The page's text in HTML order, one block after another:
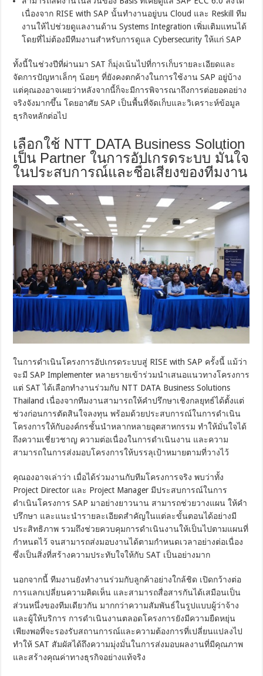
เนื่องจาก RISE with SAP นั้นทำงานอยู่บน Cloud และ Reskill ทีม
งานให้ไปช่วยดูแลงานด้าน Systems Integration เพิ่มเติมแทนได้
โดยที่ไม่ต้องมีทีมงานสำหรับการดูแล Cybersecurity ให้แก่ SAP
ทั้งนี้ในช่วงปีที่ผ่านมา SAT ก็มุ่งเน้นไปที่การเก็บรายละเอียดและ
จัดการปัญหาเล็กๆ น้อยๆ ที่ยังคงตกค้างในการใช้งาน SAP อยู่บ้าง
แต่คุณองอาจเผยว่าหลังจากนี้ก็จะมีการพิจารณาถึงการต่อยอดอย่าง
จริงจังมากขึ้น โดยอาศัย SAP เป็นพื้นที่จัดเก็บและวิเคราะห์ข้อมูล
ธุรกิจหลักต่อไป
เลือกใช้ NTT DATA Business Solution
เป็น Partner ในการอัปเกรดระบบ มั่นใจ
ในประสบการณ์และชื่อเสียงของทีมงาน
ในการดำเนินโครงการอัปเกรดระบบสู่ RISE with SAP ครั้งนี้ แม้ว่า
จะมี SAP Implementer หลายรายเข้าร่วมนำเสนอแนวทางโครงการ
แต่ SAT ได้เลือกทำงานร่วมกับ NTT DATA Business Solutions
Thailand เนื่องจากทีมงานสามารถให้คำปรึกษาเชิงกลยุทธ์ได้ตั้งแต่
ช่วงก่อนการตัดสินใจลงทุน พร้อมด้วยประสบการณ์ในการดำเนิน
โครงการให้กับองค์กรชั้นนำหลากหลายอุตสาหกรรม ทำให้มั่นใจได้
ถึงความเชี่ยวชาญ ความต่อเนื่องในการดำเนินงาน และความ
สามารถในการส่งมอบโครงการให้บรรลุเป้าหมายตามที่วางไว้
คุณองอาจเล่าว่า เมื่อได้ร่วมงานกับทีมโครงการจริง พบว่าทั้ง
Project Director และ Project Manager มีประสบการณ์ในการ
ดำเนินโครงการ SAP มาอย่างยาวนาน สามารถช่วยวางแผน ให้คำ
ปรึกษา และแนะนำรายละเอียดสำคัญในแต่ละขั้นตอนได้อย่างมี
ประสิทธิภาพ รวมถึงช่วยควบคุมการดำเนินงานให้เป็นไปตามแผนที่
กำหนดไว้ จนสามารถส่งมอบงานได้ตามกำหนดเวลาอย่างต่อเนื่อง
ซึ่งเป็นสิ่งที่สร้างความประทับใจให้กับ SAT เป็นอย่างมาก
นอกจากนี้ ทีมงานยังทำงานร่วมกับลูกค้าอย่างใกล้ชิด เปิดกว้างต่อ
การแลกเปลี่ยนความคิดเห็น และสามารถสื่อสารกันได้เสมือนเป็น
ส่วนหนึ่งของทีมเดียวกัน มากกว่าความสัมพันธ์ในรูปแบบผู้ว่าจ้าง
และผู้ให้บริการ การดำเนินงานตลอดโครงการยังมีความยืดหยุ่น
เพียงพอที่จะรองรับสถานการณ์และความต้องการที่เปลี่ยนแปลงไป
ทำให้ SAT สัมผัสได้ถึงความมุ่งมั่นในการส่งมอบผลงานที่มีคุณภาพ
และสร้างคุณค่าทางธุรกิจอย่างแท้จริง